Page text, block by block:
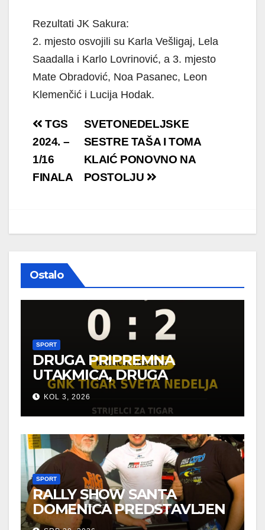
Rezultati JK Sakura:
2. mjesto osvojili su Karla Vešligaj, Lela
Saadalla i Karlo Lovrinović, a 3. mjesto
Mate Obradović, Noa Pasanec, Leon
Klemenčić i Lucija Hodak.
Navigacija
objava
SVETONEDELJSKE
SESTRE TAŠA I TOMA
KLAIĆ PONOVNO NA
POSTOLJU
TGS
2024. –
1/16
FINALA
Ostalo
SPORT
DRUGA PRIPREMNA
UTAKMICA, DRUGA
POBJEDA ZA TIGROVE
KOL 3, 2026
SPORT
RALLY SHOW SANTA
DOMENICA PREDSTAVLJEN
U AUSTRIJI